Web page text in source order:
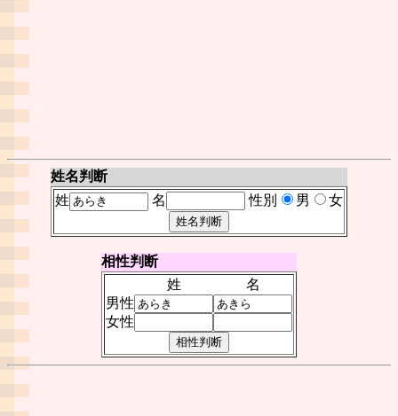
姓名判断
姓
名 性別 男 女
相性判断
姓
名
男性
女性